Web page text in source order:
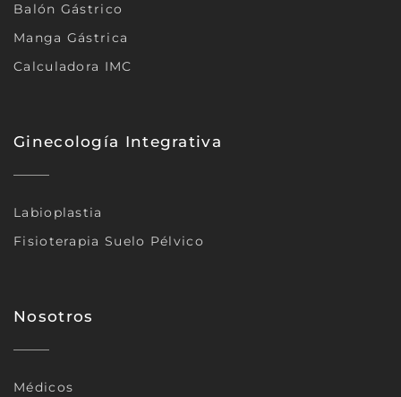
Balón Gástrico
Manga Gástrica
Calculadora IMC
Ginecología Integrativa
Labioplastia
Fisioterapia Suelo Pélvico
Nosotros
Médicos